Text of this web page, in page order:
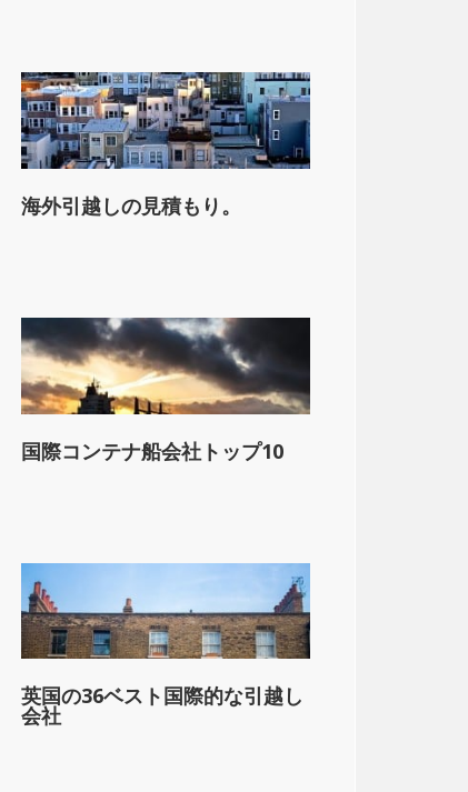
海外引越しの見積もり。
国際コンテナ船会社トップ10
英国の36ベスト国際的な引越し
会社